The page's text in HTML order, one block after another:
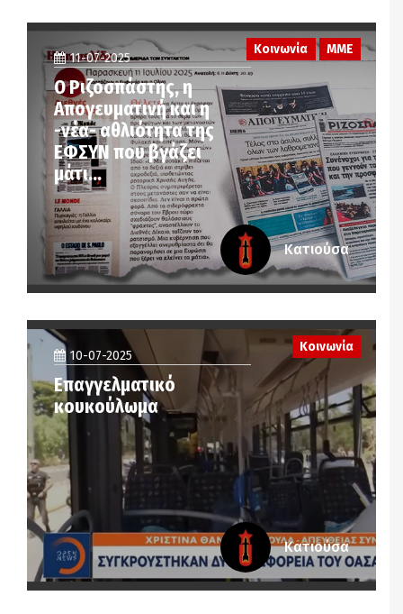
11-07-2025
Ο Ριζοσπάστης, η
Απογευματινή και η
-νέα- αθλιότητα της
ΕΦΣΥΝ που βγάζει
μάτι…
Κοινωνία ΜΜΕ
Κατιούσα
10-07-2025
Επαγγελματικό
κουκούλωμα
Κοινωνία
Κατιούσα